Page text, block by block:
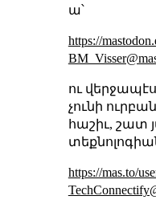
ա՝
https://
ու
չունի
հաշիւ, շատ
https://mas.to/